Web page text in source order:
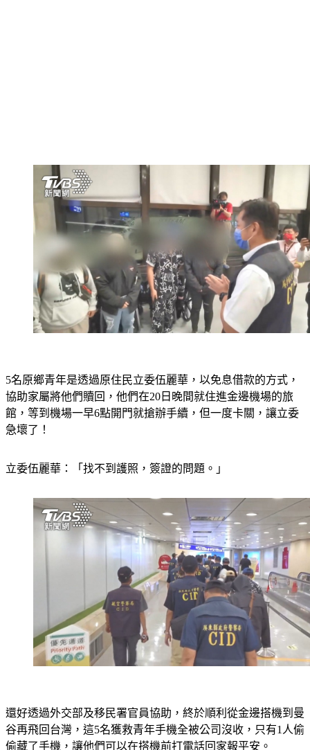
5名原鄉青年是透過原住民立委伍麗華，以免息借款的方式，
協助家屬將他們贖回，他們在20日晚間就住進金邊機場的旅
館，等到機場一早6點開門就搶辦手續，但一度卡關，讓立委
急壞了！
立委伍麗華：「找不到護照，簽證的問題。」
還好透過外交部及移民署官員協助，終於順利從金邊搭機到曼
谷再飛回台灣，這5名獲救青年手機全被公司沒收，只有1人偷
偷藏了手機，讓他們可以在搭機前打電話回家報平安。